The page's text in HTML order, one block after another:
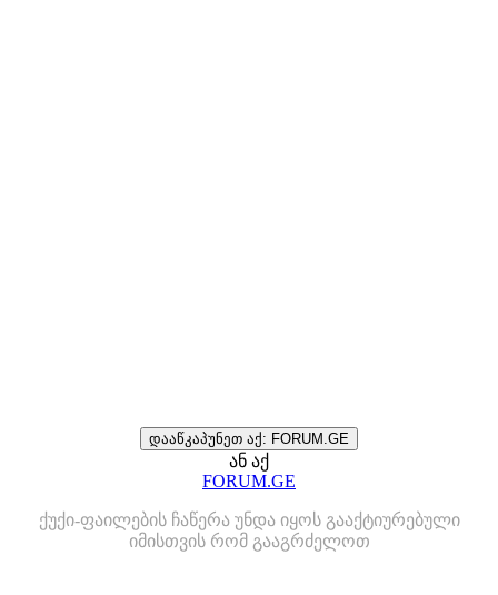
დააწკაპუნეთ აქ: FORUM.GE
ან აქ
FORUM.GE
ქუქი-ფაილების ჩაწერა უნდა იყოს გააქტიურებული
იმისთვის რომ გააგრძელოთ